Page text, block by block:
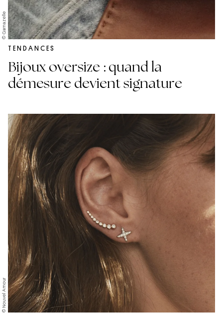
© Garnazelle
TENDANCES
Bijoux oversize : quand la
démesure devient signature
© Nouvel Amour